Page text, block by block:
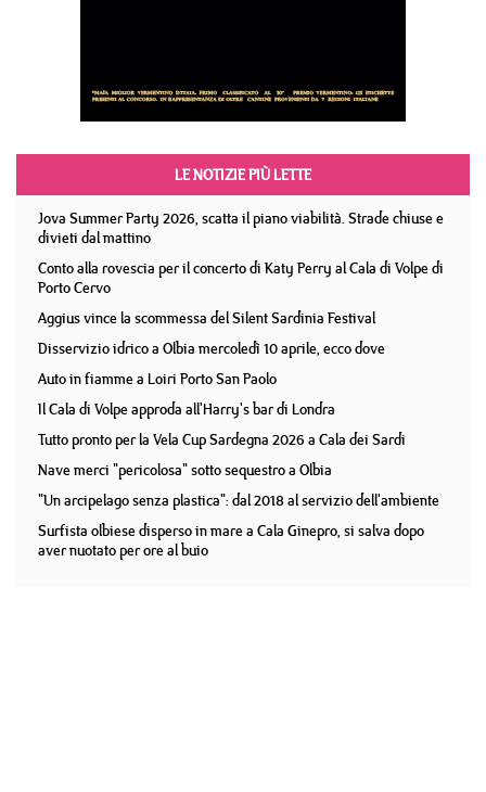
LE NOTIZIE PIÙ LETTE
Jova Summer Party 2026, scatta il piano viabilità. Strade chiuse e
divieti dal mattino
Conto alla rovescia per il concerto di Katy Perry al Cala di Volpe di
Porto Cervo
Aggius vince la scommessa del Silent Sardinia Festival
Disservizio idrico a Olbia mercoledì 10 aprile, ecco dove
Auto in fiamme a Loiri Porto San Paolo
Il Cala di Volpe approda all'Harry's bar di Londra
Tutto pronto per la Vela Cup Sardegna 2026 a Cala dei Sardi
Nave merci "pericolosa" sotto sequestro a Olbia
"Un arcipelago senza plastica": dal 2018 al servizio dell'ambiente
Surfista olbiese disperso in mare a Cala Ginepro, si salva dopo
aver nuotato per ore al buio